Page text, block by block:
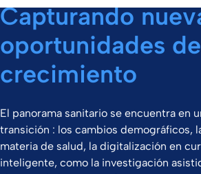
Capturando
oportunidades de
crecimiento
El panorama sanitario se encuentra en
transición : los cambios demográficos,
materia de salud, la digitalización en
inteligente, como la investigación